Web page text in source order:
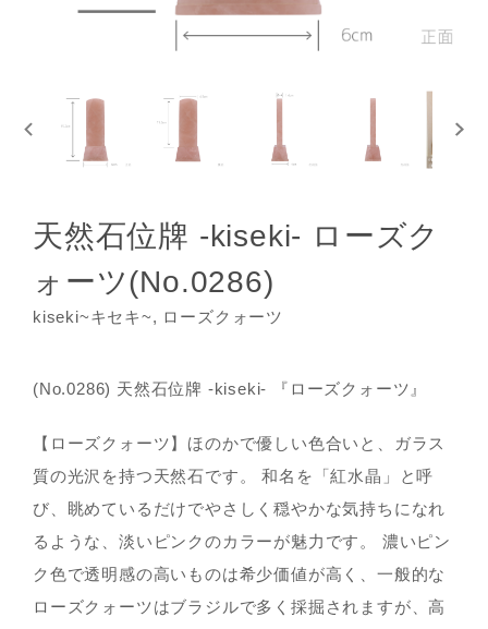
天然石位牌 -kiseki- ローズク
ォーツ(No.0286)
kiseki~キセキ~, ローズクォーツ
(No.0286) 天然石位牌 -kiseki- 『ローズクォーツ』
【ローズクォーツ】ほのかで優しい色合いと、ガラス
質の光沢を持つ天然石です。 和名を「紅水晶」と呼
び、眺めているだけでやさしく穏やかな気持ちになれ
るような、淡いピンクのカラーが魅力です。 濃いピン
ク色で透明感の高いものは希少価値が高く、一般的な
ローズクォーツはブラジルで多く採掘されますが、高